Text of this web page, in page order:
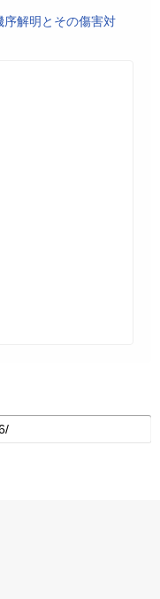
解明とその傷害対